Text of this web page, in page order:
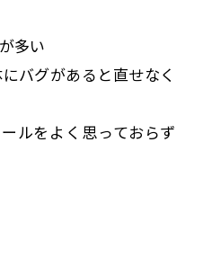
多い
バグがあると直せなく
ルをよく思っておらず